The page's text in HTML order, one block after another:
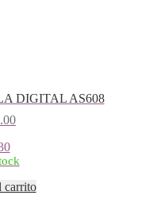
DIGITAL AS608
carrito